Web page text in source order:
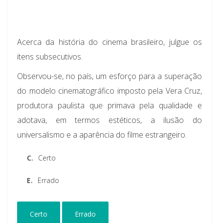
Acerca da história do cinema brasileiro, julgue os
itens subsecutivos.
Observou-se, no país, um esforço para a superação
do modelo cinematográfico imposto pela Vera Cruz,
produtora paulista que primava pela qualidade e
adotava, em termos estéticos, a ilusão do
universalismo e a aparência do filme estrangeiro.
C. Certo
E. Errado
Certo Errado